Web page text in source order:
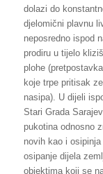
dolazi do
djelomični plavnu
neposredno ispod
prodiru u tijelo
plohe
koje trpe pritisak
nasipa). U dijeli
Stari Grada
pukotina odnosno
novih kao i
osipanje dijela
objektima koji se